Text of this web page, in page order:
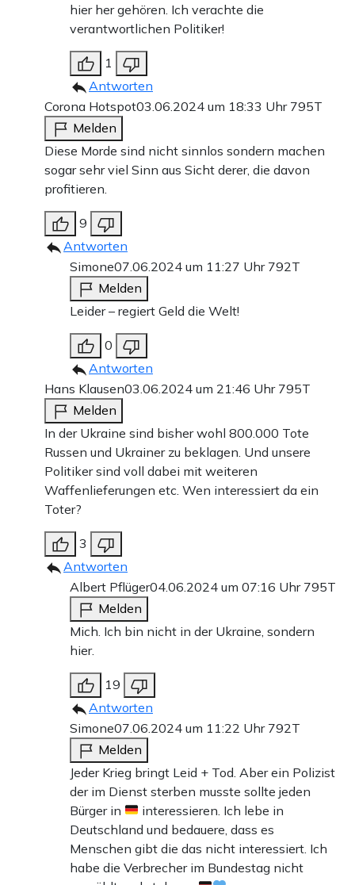
hier her gehören. Ich verachte die
verantwortlichen Politiker!
1
Antworten
Corona Hotspot03.06.2024 um 18:33 Uhr 795T
Melden
Diese Morde sind nicht sinnlos sondern machen
sogar sehr viel Sinn aus Sicht derer, die davon
profitieren.
9
Antworten
Simone07.06.2024 um 11:27 Uhr 792T
Melden
Leider – regiert Geld die Welt!
0
Antworten
Hans Klausen03.06.2024 um 21:46 Uhr 795T
Melden
In der Ukraine sind bisher wohl 800.000 Tote
Russen und Ukrainer zu beklagen. Und unsere
Politiker sind voll dabei mit weiteren
Waffenlieferungen etc. Wen interessiert da ein
Toter?
3
Antworten
Albert Pflüger04.06.2024 um 07:16 Uhr 795T
Melden
Mich. Ich bin nicht in der Ukraine, sondern
hier.
19
Antworten
Simone07.06.2024 um 11:22 Uhr 792T
Melden
Jeder Krieg bringt Leid + Tod. Aber ein Polizist
der im Dienst sterben musste sollte jeden
Bürger in
interessieren. Ich lebe in
Deutschland und bedauere, dass es
Menschen gibt die das nicht interessiert. Ich
habe die Verbrecher im Bundestag nicht